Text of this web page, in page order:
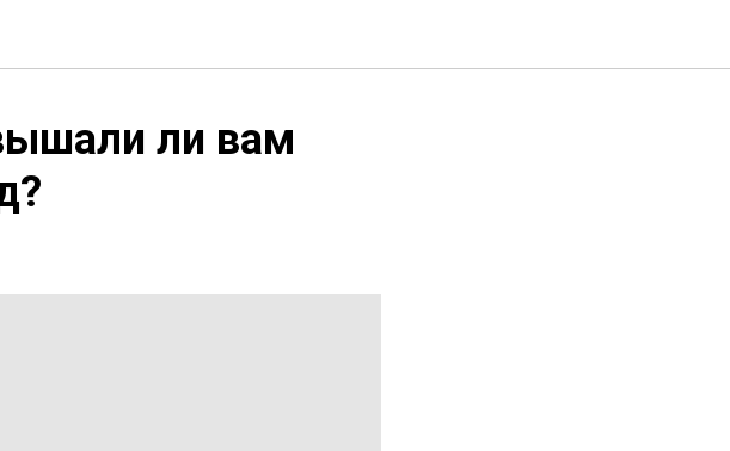
ли вам